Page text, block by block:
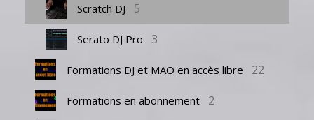
Scratch DJ 5
Serato DJ Pro 3
Formations DJ et MAO en accès libre 22
Formations en abonnement 2